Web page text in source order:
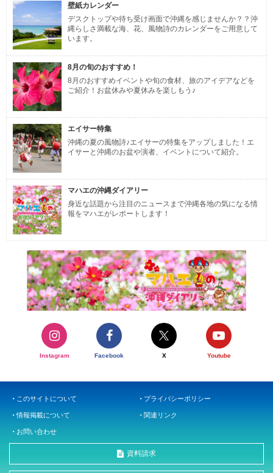
壁紙カレンダー
デスクトップや待ち受け画面で沖縄を感じませんか？？沖
縄らしさ満載な海、花、風物詩のカレンダーをご用意して
います。
8月の旬のおすすめ！
8月のおすすめイベントや旬の食材、旅のアイデアなどを
ご紹介！お盆休みや夏休みを楽しもう♪
エイサー特集
沖縄の夏の風物詩♪エイサーの特集をアップしました！エ
イサーと沖縄のお盆や演者、イベントについて紹介。
マハエの沖縄ダイアリー
身近な話題から注目のニュースまで沖縄各地の気になる情
報をマハエがレポートします！
Instagram Facebook X Youtube
このサイトについて プライバシーポリシー
情報掲載について 関連リンク
お問い合わせ
資料請求